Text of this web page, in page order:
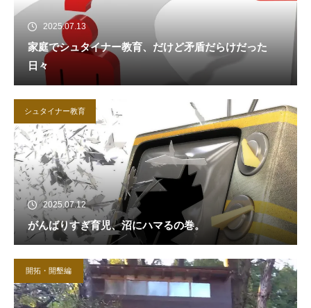
2025.07.13
家庭でシュタイナー教育、だけど矛盾だらけだった
日々
シュタイナー教育
2025.07.12
がんばりすぎ育児、沼にハマるの巻。
開拓・開墾編